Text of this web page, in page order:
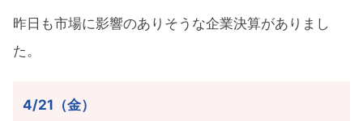
昨日も市場に影響のありそうな企業決算がありまし
た。
4/21（金）